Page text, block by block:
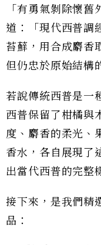
「有勇氣剝除懷
道：「現代西普調
苔蘚，用合成麝
但仍忠於原始結構
若說傳統西普是一
西普保留了柑橘與
度、麝香的柔光、
香水，各自展現了
出當代西普的完整
接下來，是我們精
品：